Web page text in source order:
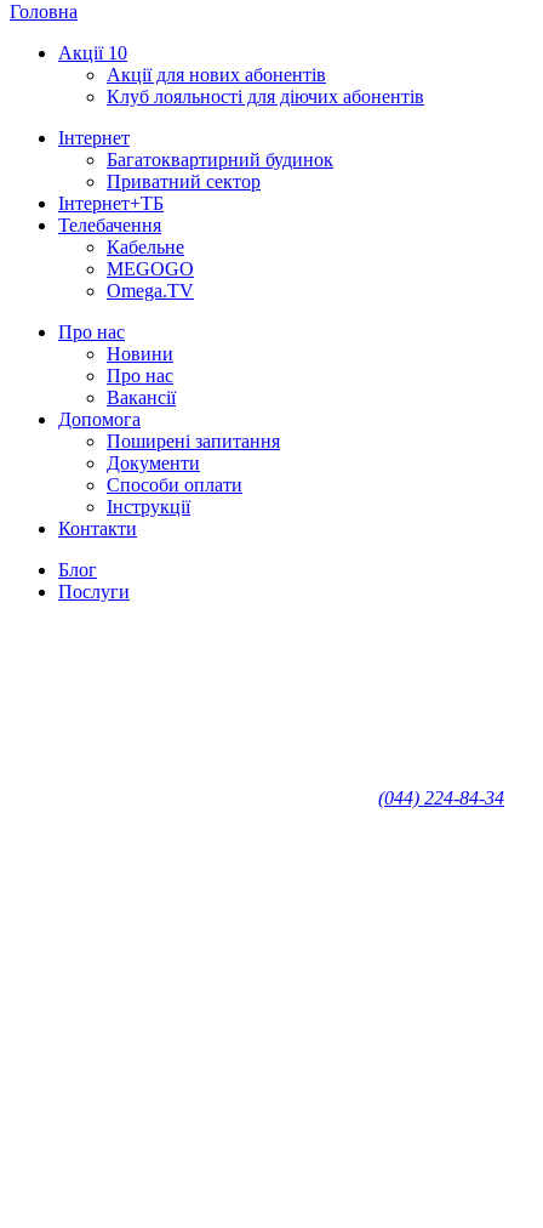
Головна
Акції 10
Акції для нових абонентів
Клуб лояльності для діючих абонентів
Інтернет
Багатоквартирний будинок
Приватний сектор
Інтернет+ТБ
Телебачення
Кабельне
MEGOGO
Omega.TV
Про нас
Новини
Про нас
Вакансії
Допомога
Поширені запитання
Документи
Способи оплати
Інструкції
Контакти
Блог
Послуги
(044) 224-84-34